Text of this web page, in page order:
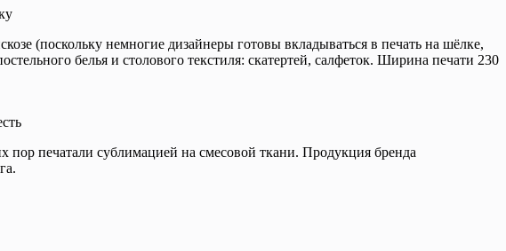
(поскольку немногие дизайнеры готовы вкладываться в печать на шёлке,
белья и столового текстиля: скатертей, салфеток. Ширина печати 230
пор печатали сублимацией на смесовой ткани. Продукция бренда